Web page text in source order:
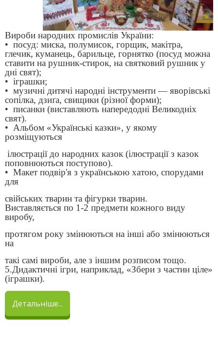
Вироби народних промислів України:
• посуд: миска, полумисок, горщик, макітра,
глечик, куманець, барильце, горнятко (посуд можна
ставити на рушник-стирок, на святковий рушник у
дні свят);
• іграшки;
• музичні дитячі народні інструменти — яворівські
сопілка, дзиґа, свищики (різної форми);
• писанки (виставляють напередодні Великодніх
свят).
• Альбом «Українські казки», у якому
розміщуються
ілюстрації до народних казок (ілюстрації з казок
поповнюються поступово).
• Макет подвір'я з українською хатою, спорудами
для
свійських тварин та фігурки тварин.
Виставляється по 1-2 предмети кожного виду
виробу,
протягом року змінюються на інші або змінюються
на
такі самі вироби, але з іншим розписом тощо.
5.Дидактичні ігри, наприклад, «Збери з частин ціле»
(іграшки).
Детальніше...